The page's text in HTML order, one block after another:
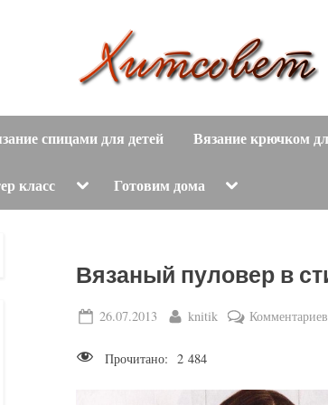
и
т
о
в
е
т
вязание
с
описанием
и
спицами для детей Вязание крючком
класс Toggle
menu
Готовим дома Toggle
menu
Вязаный пуловер в
Posted
26.07.2013 By
knitik Комментариев
Прочитано: 2 484